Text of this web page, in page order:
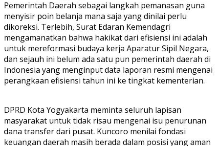
Pemerintah Daerah sebagai langkah pemanasan guna
menyisir poin belanja mana saja yang dinilai perlu
dikoreksi. Terlebih, Surat Edaran Kemendagri
mengamanatkan bahwa hakikat dari efisiensi ini adalah
untuk mereformasi budaya kerja Aparatur Sipil Negara,
dan sejauh ini belum ada satu pun pemerintah daerah di
Indonesia yang menginput data laporan resmi mengenai
perangkaan efisiensi tahun ini ke tingkat kementerian.
DPRD Kota Yogyakarta meminta seluruh lapisan
masyarakat untuk tidak risau mengenai isu penurunan
dana transfer dari pusat. Kuncoro menilai fondasi
keuangan daerah masih berada dalam posisi yang aman